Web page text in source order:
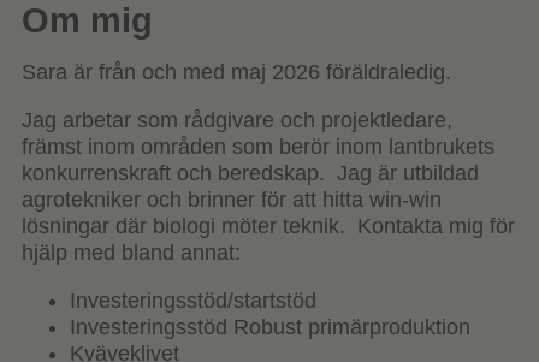
Om mig
Sara är från och med maj 2026 föräldraledig.
Jag arbetar som rådgivare och projektledare,
främst inom områden som berör inom lantbrukets
konkurrenskraft och beredskap. Jag är utbildad
agrotekniker och brinner för att hitta win-win
lösningar där biologi möter teknik. Kontakta mig för
hjälp med bland annat:
Investeringsstöd/startstöd
Investeringsstöd Robust primärproduktion
Kväveklivet